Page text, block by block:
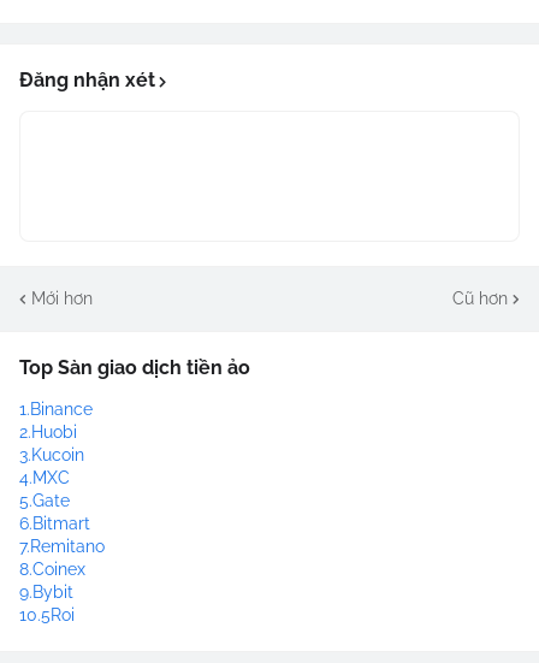
Đăng nhận xét
Mới hơn Cũ hơn
Top Sàn giao dịch tiền ảo
1.Binance
2.Huobi
3.Kucoin
4.MXC
5.Gate
6.Bitmart
7.Remitano
8.Coinex
9.Bybit
10.5Roi